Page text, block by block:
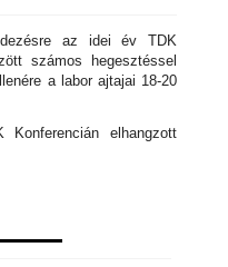
az idei év TDK
számos hegesztéssel
a labor ajtajai 18-20
elhangzott